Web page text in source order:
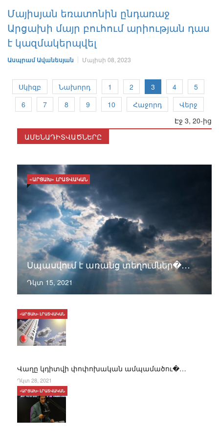
Մայիսյան եռատոնին ընդառաջ
Արցախի մայր բուհում արիության դաս
է կազմակերպվել
Ասպրամ Ավանեսյան Մայիսի 08, 2023
Սկիզբ Նախորդ 1 2 3 4
5
6
7 8 9 10 Հաջորդ
Վերջ
Էջ 3, 20-ից
ԱՄԵՆԱԴԻՏՎԱԾՆԵՐԸ
Սպասվում է առանց տեղումներ�…
Դկտ 15, 2021
«ԱՐՑԱԽ» ԼՐԱՏՎԱԿԱՆ
Վաղը կդիտվի փոփոխական ամպամածու�…
«ԱՐՑԱԽ» ԼՐԱՏՎԱԿԱՆ
Դկտ 28, 2021
«ԱՐՑԱԽ» ԼՐԱՏՎԱԿԱՆ